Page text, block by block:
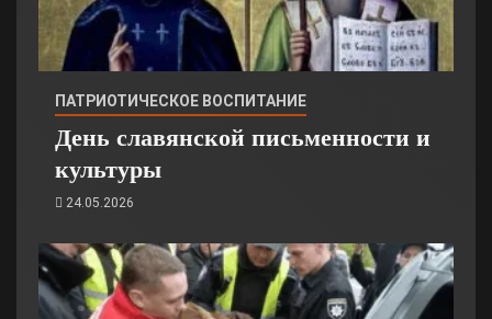
ПАТРИОТИЧЕСКОЕ ВОСПИТАНИЕ
День славянской письменности и
культуры
24.05.2026